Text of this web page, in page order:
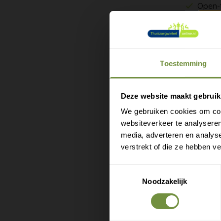
Toestemming
Deze website maakt
We gebruiken cookies om
websiteverkeer te
media, adverteren en
verstrekt of die ze hebben
Noodzakelijk
veilig
zonder
zich aan
Brede
Glad
Open
Trek de
verband